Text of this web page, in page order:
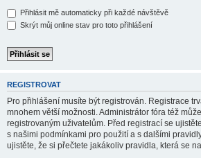
Přihlásit mě automaticky při každé návštěvě
Skrýt můj online stav pro toto přihlášení
REGISTROVAT
Pro přihlášení musíte být registrován. Registrace
mnohem větší možnosti. Administrátor fóra též
registrovaným uživatelům. Před registrací se
s našimi podmínkami pro použití a s dalšími
ujistěte, že si přečtete jakákoliv pravidla, která se